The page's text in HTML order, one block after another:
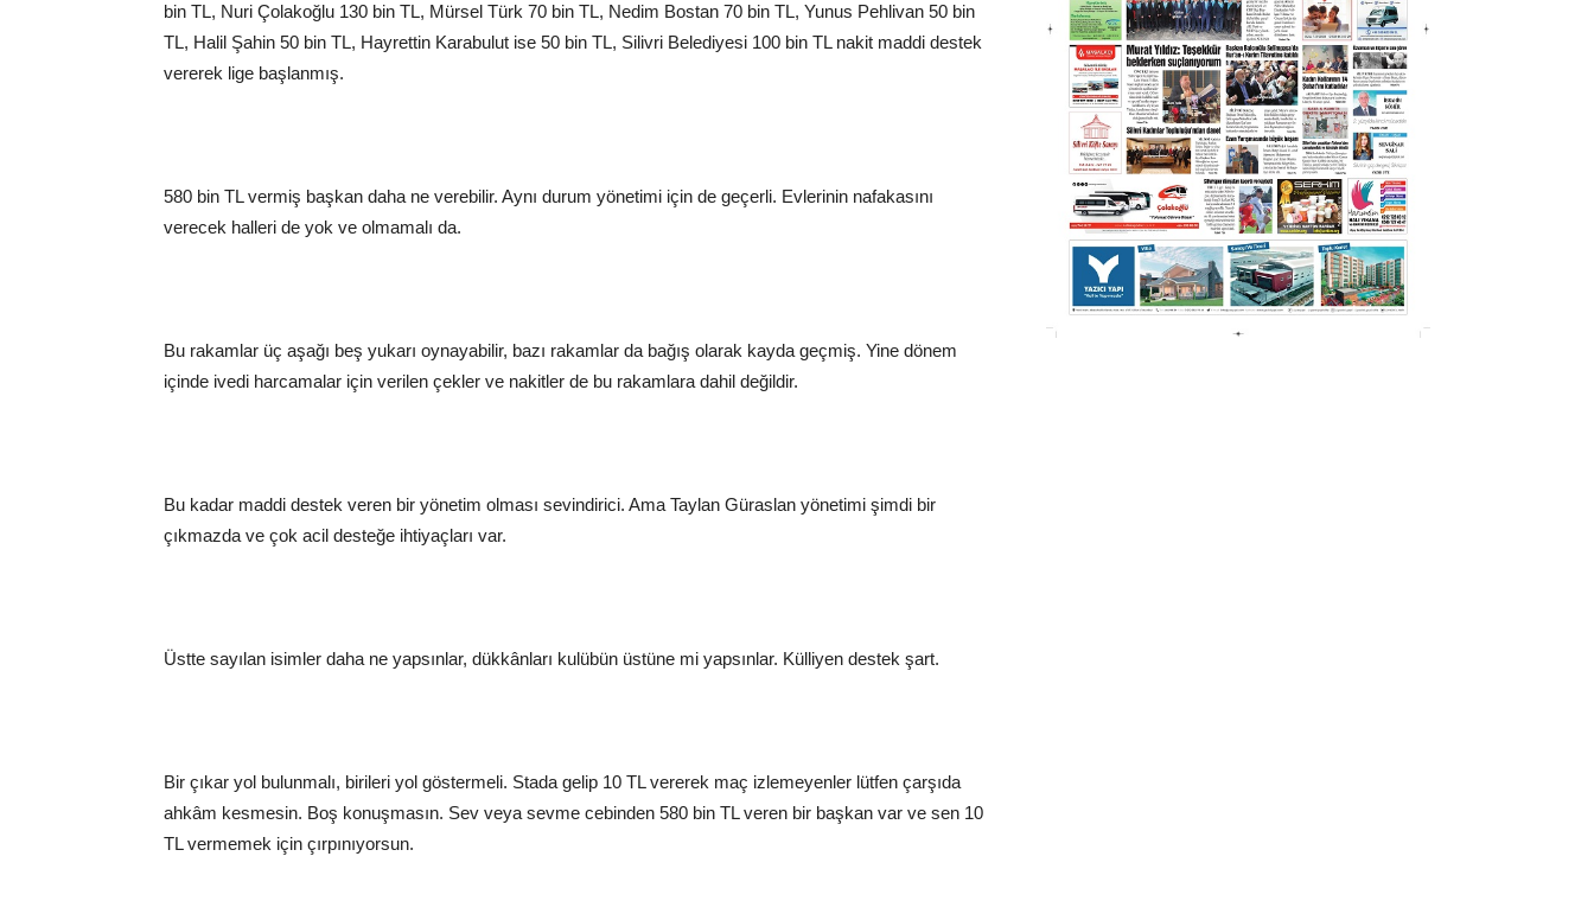
bin TL, Nuri Çolakoğlu 130 bin TL, Mürsel Türk 70 bin TL, Nedim Bostan 70 bin TL, Yunus Pehlivan 50 bin
TL, Halil Şahin 50 bin TL, Hayrettin Karabulut ise 50 bin TL, Silivri Belediyesi 100 bin TL nakit maddi destek
vererek lige başlanmış.
580 bin TL vermiş başkan daha ne verebilir. Aynı durum yönetimi için de geçerli. Evlerinin nafakasını
verecek halleri de yok ve olmamalı da.
Bu rakamlar üç aşağı beş yukarı oynayabilir, bazı rakamlar da bağış olarak kayda geçmiş. Yine dönem
içinde ivedi harcamalar için verilen çekler ve nakitler de bu rakamlara dahil değildir.
Bu kadar maddi destek veren bir yönetim olması sevindirici. Ama Taylan Güraslan yönetimi şimdi bir
çıkmazda ve çok acil desteğe ihtiyaçları var.
Üstte sayılan isimler daha ne yapsınlar, dükkânları kulübün üstüne mi yapsınlar. Külliyen destek şart.
Bir çıkar yol bulunmalı, birileri yol göstermeli. Stada gelip 10 TL vererek maç izlemeyenler lütfen çarşıda
ahkâm kesmesin. Boş konuşmasın. Sev veya sevme cebinden 580 bin TL veren bir başkan var ve sen 10
TL vermemek için çırpınıyorsun.